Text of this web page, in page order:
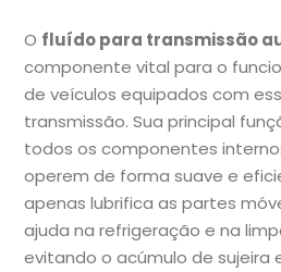
O fluído para transmissão
componente vital para o
de veículos equipados com
transmissão. Sua principal
todos os componentes
operem de forma suave e
apenas lubrifica as partes
ajuda na refrigeração e na
evitando o acúmulo de